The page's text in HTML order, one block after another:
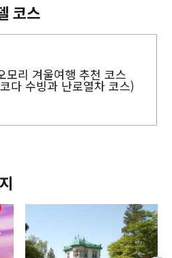
코스
모리 겨울여행 추천 코스
다 수빙과 난로열차 코스)